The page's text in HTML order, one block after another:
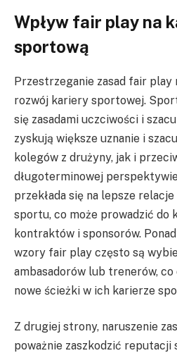
Wpływ fair play na
sportową
Przestrzeganie zasad fair play
rozwój kariery sportowej.
się zasadami uczciwości i
zyskują większe uznanie i
kolegów z drużyny, jak i
długoterminowej
przekłada się na lepsze
sportu, co może prowadzić do
kontraktów i sponsorów.
wzory fair play często są
ambasadorów lub trenerów,
nowe ścieżki w ich karierze
Z drugiej strony, naruszenie
poważnie zaszkodzić reputacji